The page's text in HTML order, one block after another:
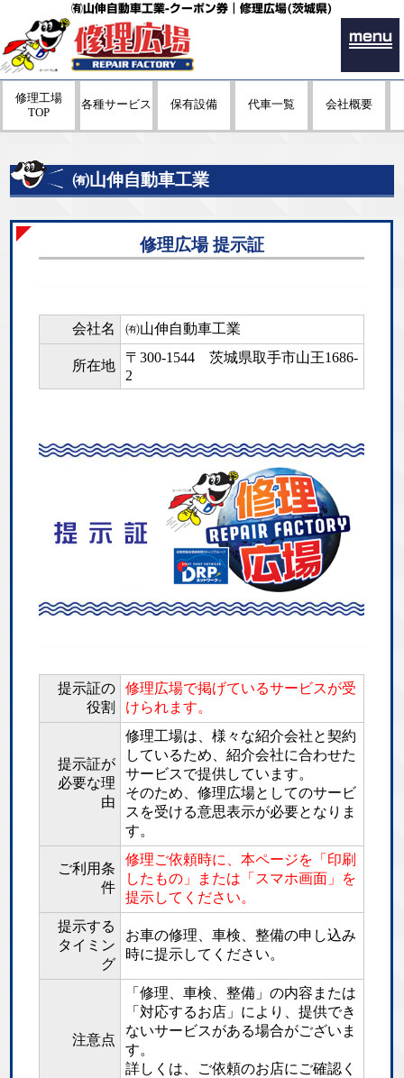
㈲山伸自動車工業-クーポン券｜修理広場(茨城県)
menu
修理工場
TOP
各種サービス 保有設備 代車一覧 会社概要
㈲山伸自動車工業
修理広場 提示証
会社名 ㈲山伸自動車工業
所在地
〒300-1544茨城県取手市山王1686-
2
提示証の
役割
修理広場で掲げているサービスが受
けられます。
提示証が
必要な理
由
修理工場は、様々な紹介会社と契約
しているため、紹介会社に合わせた
サービスで提供しています。
そのため、修理広場としてのサービ
スを受ける意思表示が必要となりま
す。
ご利用条
件
修理ご依頼時に、本ページを「印刷
したもの」または「スマホ画面」を
提示してください。
提示する
タイミン
グ
お車の修理、車検、整備の申し込み
時に提示してください。
注意点
「修理、車検、整備」の内容または
「対応するお店」により、提供でき
ないサービスがある場合がございま
す。
詳しくは、ご依頼のお店にご確認く